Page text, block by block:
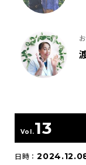
Vol.13
日時：